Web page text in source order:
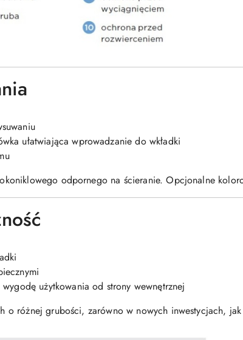
ułatwiająca wprowadzanie do wkładki
odpornego na ścieranie. Opcjonalne
wygodę użytkowania od strony wewnętrznej
o różnej grubości, zarówno w nowych inwestycjach,